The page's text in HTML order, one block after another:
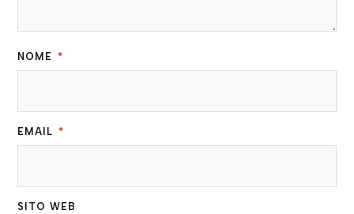
NOME *
EMAIL *
SITO WEB